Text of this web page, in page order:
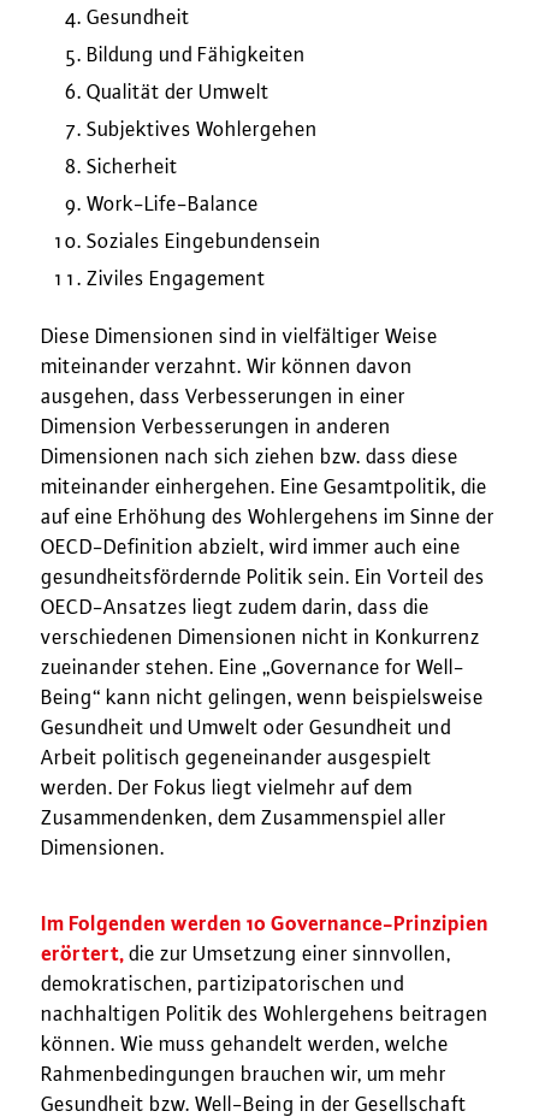
Gesundheit
Bildung und Fähigkeiten
Qualität der Umwelt
Subjektives Wohlergehen
Sicherheit
Work-Life-Balance
Soziales Eingebundensein
Ziviles Engagement
Diese Dimensionen sind in vielfältiger Weise
miteinander verzahnt. Wir können davon
ausgehen, dass Verbesserungen in einer
Dimension Verbesserungen in anderen
Dimensionen nach sich ziehen bzw. dass diese
miteinander einhergehen. Eine Gesamtpolitik, die
auf eine Erhöhung des Wohlergehens im Sinne der
OECD-Definition abzielt, wird immer auch eine
gesundheitsfördernde Politik sein. Ein Vorteil des
OECD-Ansatzes liegt zudem darin, dass die
verschiedenen Dimensionen nicht in Konkurrenz
zueinander stehen. Eine „Governance for Well-
Being“ kann nicht gelingen, wenn beispielsweise
Gesundheit und Umwelt oder Gesundheit und
Arbeit politisch gegeneinander ausgespielt
werden. Der Fokus liegt vielmehr auf dem
Zusammendenken, dem Zusammenspiel aller
Dimensionen.
Im Folgenden werden 10 Governance-Prinzipien
erörtert,die zur Umsetzung einer sinnvollen,
demokratischen, partizipatorischen und
nachhaltigen Politik des Wohlergehens beitragen
können. Wie muss gehandelt werden, welche
Rahmenbedingungen brauchen wir, um mehr
Gesundheit bzw. Well-Being in der Gesellschaft